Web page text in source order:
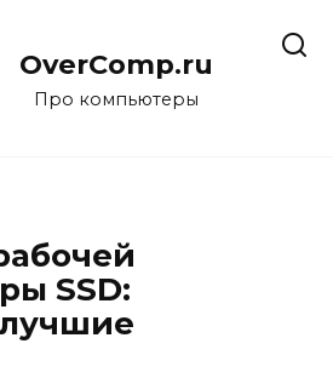
OverComp.ru
Про компьютеры
SSD: